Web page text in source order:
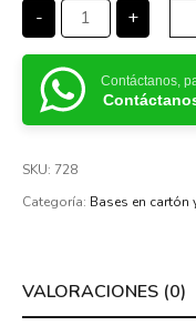
- +
Contáctanos,
SKU: 728
Categoría: Bases en cartón
VALORACIONES (0)